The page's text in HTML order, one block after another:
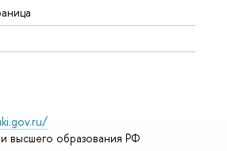
высшего образования РФ